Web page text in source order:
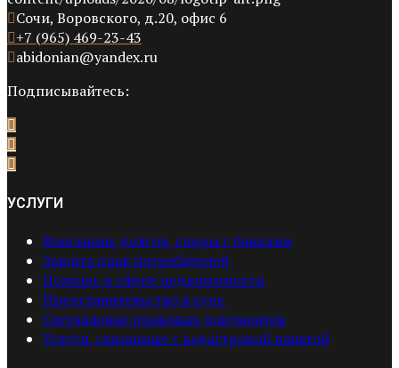
Сочи, Воровского, д.20, офис 6
+7 (965) 469-23-43
abidonian@yandex.ru
Подписывайтесь:
УСЛУГИ
Взыскание долгов, споры с банками
Защита прав потребителей
Помощь в сфере недвижимости
Представительство в суде
Составление правовых документов
Услуги, связанные с кадастровой палатой